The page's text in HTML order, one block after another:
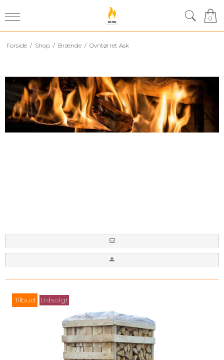
0
Forside / Shop / Brænde / Ovntørret Ask
Tilbud Udsolgt